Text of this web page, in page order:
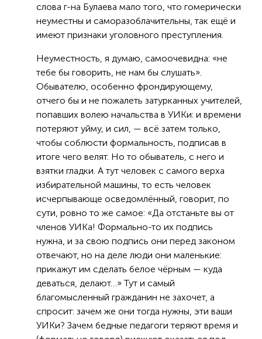
слова г-на Булаева мало того, что гомерически
неуместны и саморазоблачительны, так ещё и
имеют признаки уголовного преступления.
Неуместность, я думаю, самоочевидна: «не
тебе бы говорить, не нам бы слушать».
Обывателю, особенно фрондирующему,
отчего бы и не пожалеть затурканных учителей,
попавших волею начальства в УИКи: и времени
потеряют уйму, и сил, — всё затем только,
чтобы соблюсти формальность, подписав в
итоге чего велят. Но то обыватель, с него и
взятки гладки. А тут человек с самого верха
избирательной машины, то есть человек
исчерпывающе осведомлённый, говорит, по
сути, ровно то же самое: «Да отстаньте вы от
членов УИКа! Формально-то их подпись
нужна, и за свою подпись они перед законом
отвечают, но на деле люди они маленькие:
прикажут им сделать белое чёрным — куда
деваться, делают…» Тут и самый
благомысленный гражданин не захочет, а
спросит: зачем же они тогда нужны, эти ваши
УИКи? Зачем бедные педагоги теряют время и